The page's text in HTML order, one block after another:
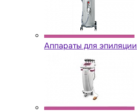
Аппараты для эпиляции